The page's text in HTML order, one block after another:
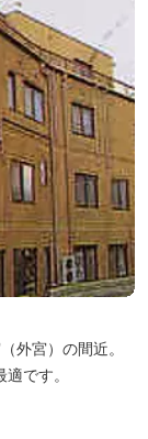
外宮）の間近。
です。